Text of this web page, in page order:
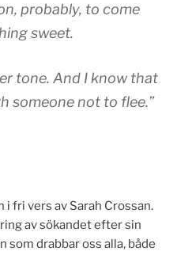
probably, to come
sweet.
tone. And I know that
someone not to flee.”
i fri vers av Sarah Crossan.
av sökandet efter sin
drabbar oss alla, både